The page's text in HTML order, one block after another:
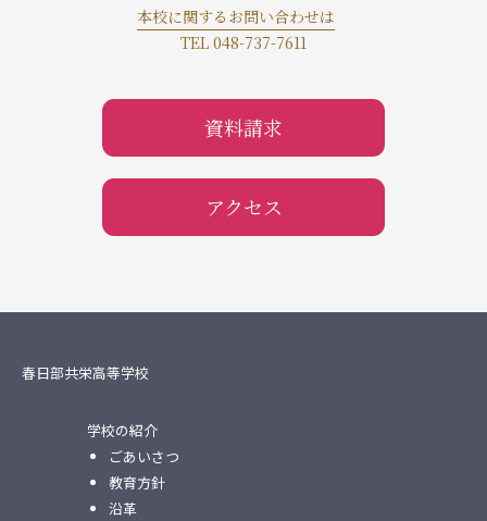
本校に関するお問い合わせは
TEL 048-737-7611
資料請求
アクセス
春日部共栄高等学校
学校の紹介
ごあいさつ
教育方針
沿革